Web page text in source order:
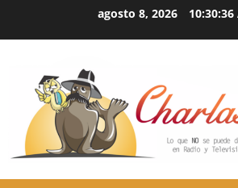
agosto 8, 2026 10:30:37